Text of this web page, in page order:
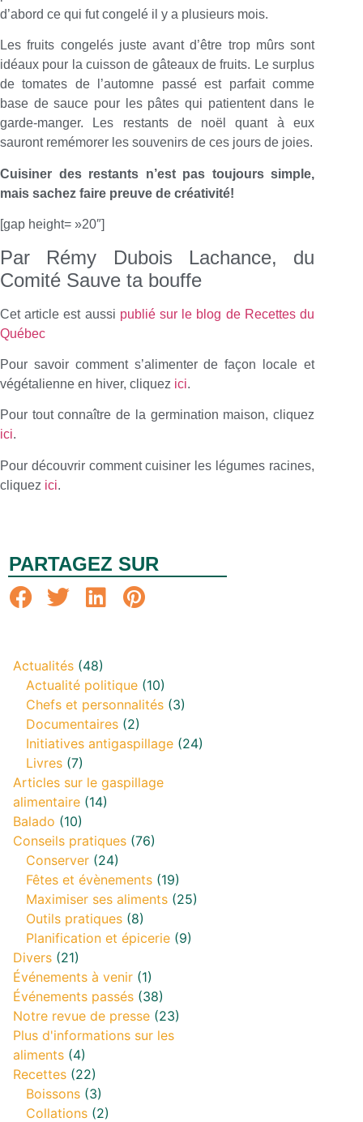
d’abord ce qui fut congelé il y a plusieurs mois.
Les fruits congelés juste avant d’être trop mûrs sont
idéaux pour la cuisson de gâteaux de fruits. Le surplus
de tomates de l’automne passé est parfait comme
base de sauce pour les pâtes qui patientent dans le
garde-manger. Les restants de noël quant à eux
sauront remémorer les souvenirs de ces jours de joies.
Cuisiner des restants n’est pas toujours simple,
mais sachez faire preuve de créativité!
[gap height= »20″]
Par Rémy Dubois Lachance, du
Comité Sauve ta bouffe
Cet article est aussi publié sur le blog de Recettes du
Québec
Pour savoir comment s’alimenter de façon locale et
végétalienne en hiver, cliquez ici.
Pour tout connaître de la germination maison, cliquez
ici.
Pour découvrir comment cuisiner les légumes racines,
cliquez ici.
PARTAGEZ SUR
Actualités (48)
Actualité politique (10)
Chefs et personnalités (3)
Documentaires (2)
Initiatives antigaspillage (24)
Livres (7)
Articles sur le gaspillage
alimentaire (14)
Balado (10)
Conseils pratiques (76)
Conserver (24)
Fêtes et évènements (19)
Maximiser ses aliments (25)
Outils pratiques (8)
Planification et épicerie (9)
Divers (21)
Événements à venir (1)
Événements passés (38)
Notre revue de presse (23)
Plus d'informations sur les
aliments (4)
Recettes (22)
Boissons (3)
Collations (2)